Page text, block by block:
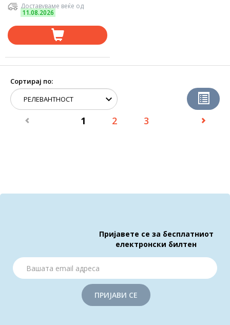
Доставуваме веќе од
11.08.2026
Сортирај по:
1 2 3
Пријавете се за бесплатниот
електронски билтен
ПРИЈАВИ СЕ